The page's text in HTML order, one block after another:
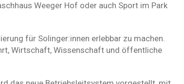
Weeger Hof oder auch Sport im Park
für Solinger:innen erlebbar zu machen.
Wirtschaft, Wissenschaft und öffentliche